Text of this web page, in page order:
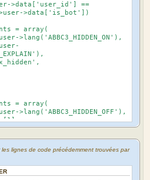
==
>user->data['is_bot'])
= array(
= array(
les lignes de code précédemment trouvées par